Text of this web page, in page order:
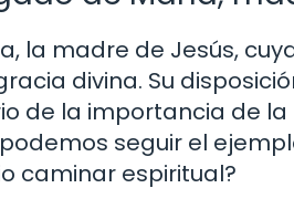
la madre de Jesús,
divina. Su
de la importancia de
seguir el
caminar espiritual?